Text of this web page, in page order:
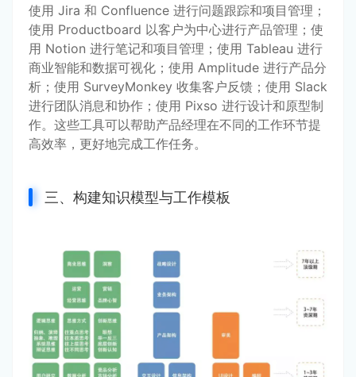
使用 Jira 和 Confluence 进行问题跟踪和项目管理；
使用 Productboard 以客户为中心进行产品管理；使
用 Notion 进行笔记和项目管理；使用 Tableau 进行
商业智能和数据可视化；使用 Amplitude 进行产品分
析；使用 SurveyMonkey 收集客户反馈；使用 Slack
进行团队消息和协作；使用 Pixso 进行设计和原型制
作。这些工具可以帮助产品经理在不同的工作环节提
高效率，更好地完成工作任务。
三、构建知识模型与工作模板